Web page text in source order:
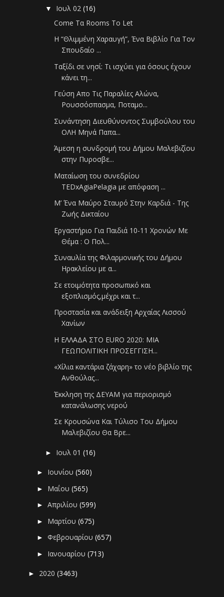
▼ Ιουλ 02(16)
Come Τα Rooms To Let
Η “Θλιμμένη Χαραυγή”, Ένα Βιβλίο Για Τον
Σπουδαίο ...
Ταξίδι σε νησί: Τι ισχύει για όσους έχουν
κάνει τη...
Γεύση Απο Τις Παραλίες Αλώνα,
Ρουσσόσπασμα, Ποταμο...
Συνάντηση Διευθύνοντος Συμβούλου του
ΟΛΗ Μηνά Παπα...
Άμεση η συνδρομή του Δήμου Μαλεβιζίου
στην Πυροσβε...
Ματαίωση του συνεδρίου
TEDxAgiaPelagia με απόφαση ...
Μ’ Ένα Μαύρο Σταυρό Στην Καρδιά - Της
Ζωής Δικταίου
Εργαστήριο Για Παιδιά 10-11 Χρονών Με
Θέμα : Ο Πολ...
Συναυλία της Φιλαρμονικής του Δήμου
Ηρακλείου με α...
Σε ετοιμότητα προσωπικό και
εξοπλισμός,μέχρι και τ...
Προστασία και ανάδειξη Αρχαίας Λισσού
Χανίων
Η ΕΛΛΑΔΑ ΣΤΟ EURO 2020: ΜΙΑ
ΓΕΩΠΟΛΙΤΙΚΗ ΠΡΟΣΕΓΓΙΣΗ...
«Χίλια καντάρια ζάχαρη» το νέο βιβλίο της
Ανθούλας...
Έκκληση της ΔΕΥΑΜ για περιορισμό
κατανάλωσης νερού
Σε Κρουσώνα Και Τύλισο Του Δήμου
Μαλεβιζίου Θα Βρε...
► Ιουλ 01(16)
► Ιουνίου(560)
► Μαΐου(565)
►Απριλίου(599)
► Μαρτίου(675)
►Φεβρουαρίου(657)
► Ιανουαρίου(713)
► 2020(3463)